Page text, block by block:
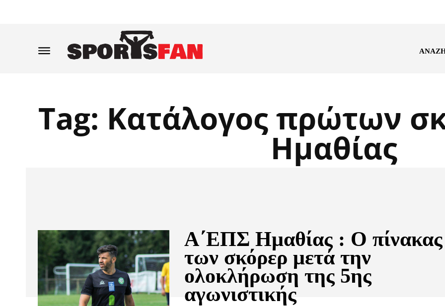
Tag: Κατάλογος πρώτων
Ημαθίας
Α΄ΕΠΣ Ημαθίας : Ο πίνακας
των σκόρερ μετά την
ολοκλήρωση της 5ης
αγωνιστικής